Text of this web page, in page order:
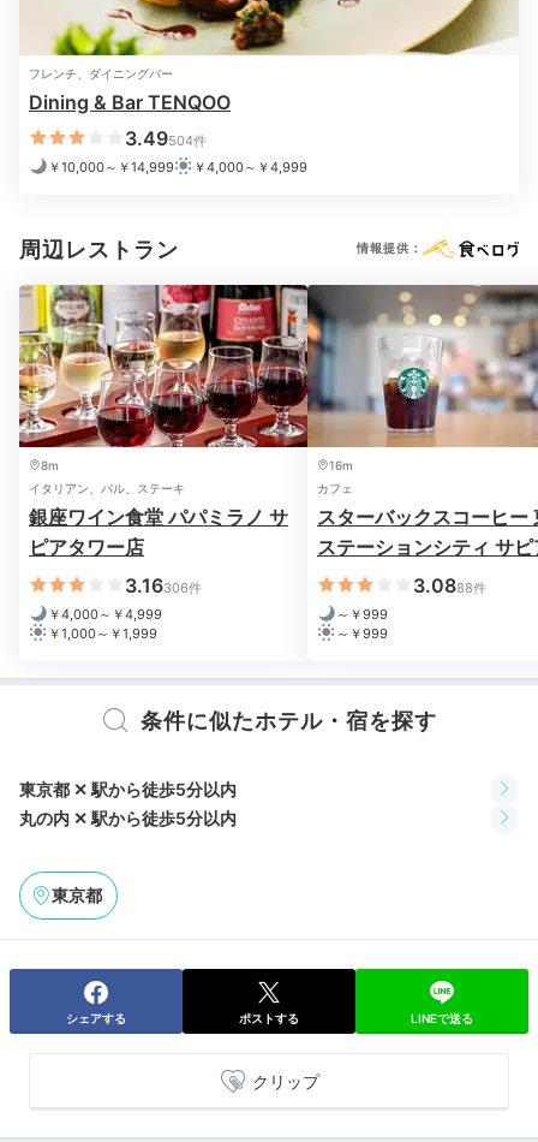
朝食は東京駅上空のダイニング「TENQOO」で。豊か
チレストランならではの上質な料理で、朝から贅沢な気
分に。
bornfreeonekiss520
私が宿泊した時は、コロナの影響でセットメニューでの
提供でした。私は洋⾷、彼は和⾷をチョイス。オムレツ
がとてもおいしかったです︕
+1
ホテルスタッフのおすすめ
Dining & Bar TENQOO ホールスタッフ 竹内
過ごしいただく朝が豊かな時間となるよう、心を込めて
準備いたします。
11:00 ホテルを出発
朝の東京駅を眺めつつ
お部屋でのんびり
フレンチ、ダイニングバー
Dining & Bar TENQOO
3.49504件
￥10,000～￥14,999
￥4,000～￥4,999
周辺レストラン 情報提供：
8m
イタリアン、バル、ステーキ
銀座ワイン食堂 パパミラノ サ
ピアタワー店
3.16306件
￥4,000～￥4,999
￥1,000～￥1,999
16m
カフェ
スターバックスコーヒー
ステーションシティ サ
ワー店
3.0888件
～￥999
～￥999
条件に似たホテル・宿を探す
東京都 ✕ 駅から徒歩5分以内
丸の内 ✕ 駅から徒歩5分以内
東京都
シェアする ポストする LINEで送る
クリップ